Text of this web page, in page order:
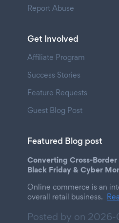
Report Abuse
Get Involved
Affiliate Program
Success Stories
Feature Requests
Guest Blog Post
Featured Blog post
Converting Cross-Border
Black Friday & Cyber
Online commerce is an
overall retail business.
Posted by on